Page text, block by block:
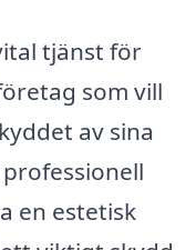
tjänst för
som vill
av sina
en estetisk